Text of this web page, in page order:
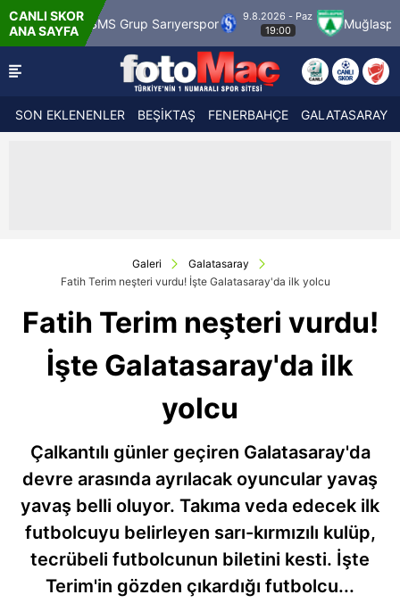
CANLI SKOR
ANA SAYFA
SMS Grup Sarıyerspor
9.8.2026 - Paz
19:00
Muğlaspor Vanspor
SON EKLENENLER BEŞİKTAŞ FENERBAHÇE GALATASARAY
Galeri
Galatasaray
Fatih Terim neşteri vurdu! İşte Galatasaray'da ilk yolcu
Fatih Terim neşteri vurdu!
İşte Galatasaray'da ilk
yolcu
Çalkantılı günler geçiren Galatasaray'da
devre arasında ayrılacak oyuncular yavaş
yavaş belli oluyor. Takıma veda edecek ilk
futbolcuyu belirleyen sarı-kırmızılı kulüp,
tecrübeli futbolcunun biletini kesti. İşte
Terim'in gözden çıkardığı futbolcu...